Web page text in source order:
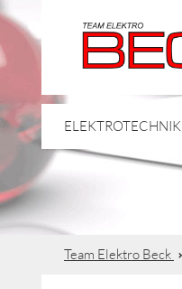
ELEKTROTECHNIK
Team Elektro Beck